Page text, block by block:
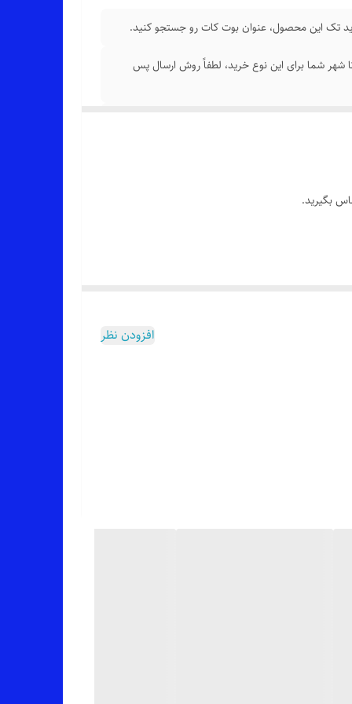
تک این محصول، عنوان بوت کات رو جستجو کنید.
شهر شما برای این نوع خرید، لطفاً روش ارسال پس
بگیرید.
افزودن نظر